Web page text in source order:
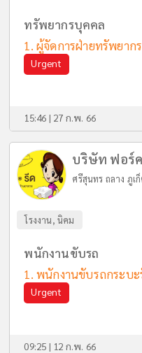
ทรัพยากรบุคคล
ผู้จัดการฝ่ายทรัพยาก
Urgent
15:46 | 27 ก.พ. 66
บริษัท ฟอร์ค
ศรีสุนทร ถลาง ภูเ
โรงงาน, นิคม
พนักงานขับรถ
พนักงานขับรถกระบะ
Urgent
09:25 | 12 ก.พ. 66